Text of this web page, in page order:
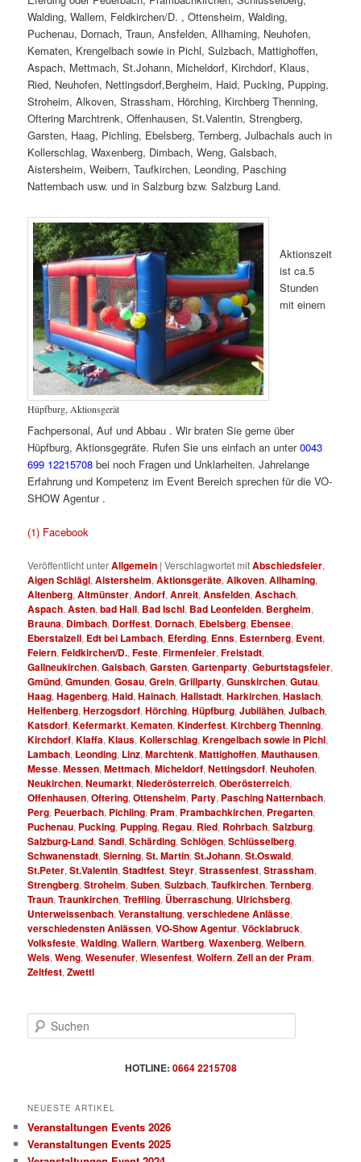
Walding, Wallern, Feldkirchen/D. , Ottensheim, Walding,
Puchenau, Dornach, Traun, Ansfelden, Allhaming, Neuhofen,
Kematen, Krengelbach sowie in Pichl, Sulzbach, Mattighoffen,
Aspach, Mettmach, St.Johann, Micheldorf, Kirchdorf, Klaus,
Ried, Neuhofen, Nettingsdorf,Bergheim, Haid, Pucking, Pupping,
Stroheim, Alkoven, Strassham, Hörching, Kirchberg Thenning,
Oftering Marchtrenk, Offenhausen, St.Valentin, Strengberg,
Garsten, Haag, Pichling, Ebelsberg, Ternberg, Julbachals auch in
Kollerschlag, Waxenberg, Dimbach, Weng, Galsbach,
Aistersheim, Weibern, Taufkirchen, Leonding, Pasching
Natternbach usw. und in Salzburg bzw. Salzburg Land.
Hüpfburg, Aktionsgerät
Aktionszeit
ist ca.5
Stunden
mit einem
Fachpersonal, Auf und Abbau . Wir braten Sie gerne über
Hüpfburg, Aktionsgegräte. Rufen Sie uns einfach an unter0043
699 12215708 bei noch Fragen und Unklarheiten. Jahrelange
Erfahrung und Kompetenz im Event Bereich sprechen für die VO-
SHOW Agentur .
(1) Facebook
Veröffentlicht unterAllgemein |Verschlagwortet mitAbschiedsfeier,
Aigen Schlägl,Aistersheim,Aktionsgeräte,Alkoven,Allhaming,
Altenberg,Altmünster,Andorf,Anreit,Ansfelden,Aschach,
Aspach,Asten,bad Hall, Bad Ischl, Bad Leonfelden, Bergheim,
Brauna, Dimbach, Dorffest, Dornach, Ebelsberg, Ebensee,
Eberstalzell, Edt bei Lambach, Eferding, Enns, Esternberg, Event,
Feiern,Feldkirchen/D.,Feste,Firmenfeier,Freistadt,
Gallneukirchen,Galsbach,Garsten,Gartenparty,Geburtstagsfeier,
Gmünd,Gmunden,Gosau,Grein,Grillparty,Gunskirchen,Gutau,
Haag,Hagenberg,Haid,Hainach,Hallstadt,Harkirchen,Haslach,
Helfenberg,Herzogsdorf,Hörching,Hüpfburg,Jubilähen,Julbach,
Katsdorf,Kefermarkt,Kematen,Kinderfest,Kirchberg Thenning,
Kirchdorf,Klaffa,Klaus,Kollerschlag,Krengelbach sowie in Pichl,
Lambach, Leonding, Linz,Marchtenk,Mattighoffen,Mauthausen,
Messe,Messen,Mettmach,Micheldorf,Nettingsdorf,Neuhofen,
Neukirchen,Neumarkt,Niederösterreich,Oberösterreich,
Offenhausen,Oftering,Ottensheim, Party, Pasching Natternbach,
Perg, Peuerbach, Pichling, Pram, Prambachkirchen, Pregarten,
Puchenau, Pucking, Pupping, Regau, Ried, Rohrbach,Salzburg,
Salzburg-Land,Sandl,Schärding,Schlögen,Schlüsselberg,
Schwanenstadt,Sierning,St. Martin,St.Johann,St.Oswald,
St.Peter,St.Valentin,Stadtfest,Steyr,Strassenfest,Strassham,
Strengberg,Stroheim,Suben,Sulzbach,Taufkirchen,Ternberg,
Traun,Traunkirchen,Treffling, Überraschung, Ulrichsberg,
Unterweissenbach,Veranstaltung,verschiedene Anlässe,
verschiedensten Anlässen,VO-Show Agentur,Vöcklabruck,
Volksfeste,Walding,Wallern,Wartberg,Waxenberg,Weibern,
Wels,Weng,Wesenufer,Wiesenfest,Wolfern,Zell an der Pram,
Zeltfest,Zwettl
u
HOTLINE: 0664 2215708
NEUESTE ARTIKEL
Veranstaltungen Events 2026
Veranstaltungen Events 2025